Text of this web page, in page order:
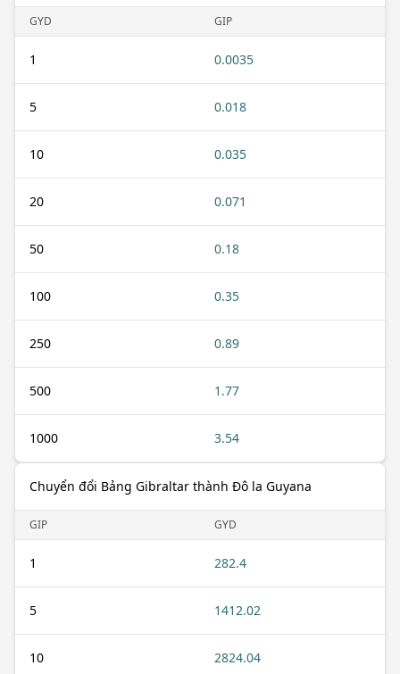
GYD GIP
1 0.0035
5 0.018
10 0.035
20 0.071
50 0.18
100 0.35
250 0.89
500 1.77
1000 3.54
Chuyển đổi Bảng Gibraltar thành Đô la Guyana
GIP GYD
1 282.4
5 1412.02
10 2824.04